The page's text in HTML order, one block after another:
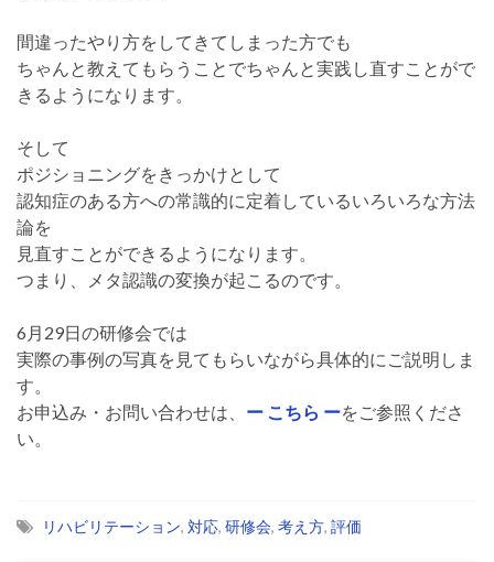
間違ったやり方をしてきてしまった方でも
ちゃんと教えてもらうことでちゃんと実践し直すことがで
きるようになります。
そして
ポジショニングをきっかけとして
認知症のある方への常識的に定着しているいろいろな方法
論を
見直すことができるようになります。
つまり、メタ認識の変換が起こるのです。
6月29日の研修会では
実際の事例の写真を見てもらいながら具体的にご説明しま
す。
お申込み・お問い合わせは、 ー こちら ーをご参照くださ
い。
リハビリテーション, 対応, 研修会, 考え方, 評価